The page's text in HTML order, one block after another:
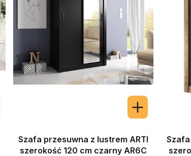
Szafa przesuwna z lustrem ARTI
szerokość 120 cm czarny AR6C